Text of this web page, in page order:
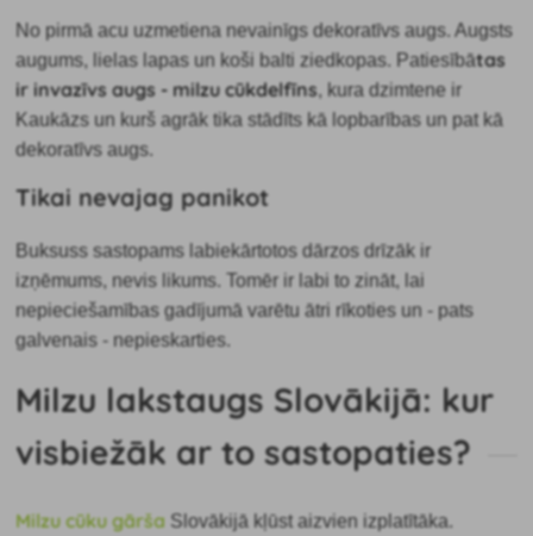
No pirmā acu uzmetiena nevainīgs dekoratīvs augs. Augsts
augums, lielas lapas un koši balti ziedkopas. Patiesībātas
ir invazīvs augs - milzu cūkdelfīns, kura dzimtene ir
Kaukāzs un kurš agrāk tika stādīts kā lopbarības un pat kā
dekoratīvs augs.
Tikai nevajag panikot
Buksuss sastopams labiekārtotos dārzos drīzāk ir
izņēmums, nevis likums. Tomēr ir labi to zināt, lai
nepieciešamības gadījumā varētu ātri rīkoties un - pats
galvenais - nepieskarties.
Milzu lakstaugs Slovākijā: kur
visbiežāk ar to sastopaties?
Milzu cūku gārša Slovākijā kļūst aizvien izplatītāka.